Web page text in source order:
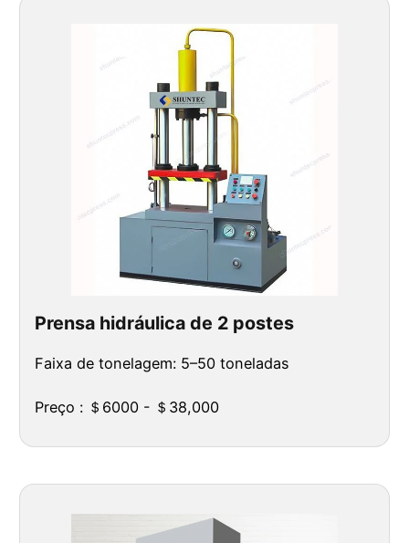
Prensa hidráulica de 2 postes
Faixa de tonelagem: 5–50 toneladas
Preço : ＄6000 - ＄38,000